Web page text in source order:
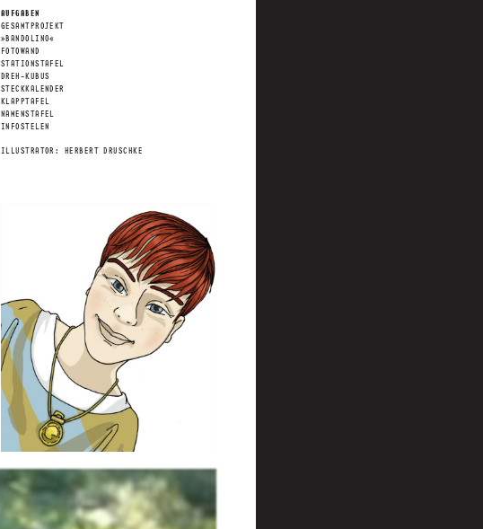
AUFGABEN
GESAMTPROJEKT
»BANDOLINO«
FOTOWAND
STATIONSTAFEL
DREH-KUBUS
STECKKALENDER
KLAPPTAFEL
NAMENSTAFEL
INFOSTELEN
ILLUSTRATOR: HERBERT DRUSCHKE